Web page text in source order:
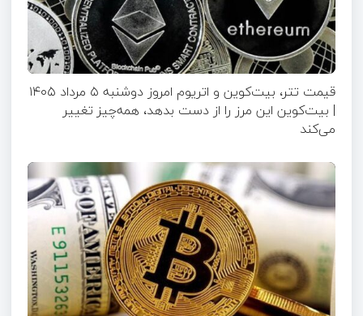
قیمت تتر، بیت‌کوین و اتریوم امروز دوشنبه ۵ مرداد ۱۴۰۵
| بیت‌کوین این مرز را از دست بدهد، همه‌چیز تغییر
می‌کند